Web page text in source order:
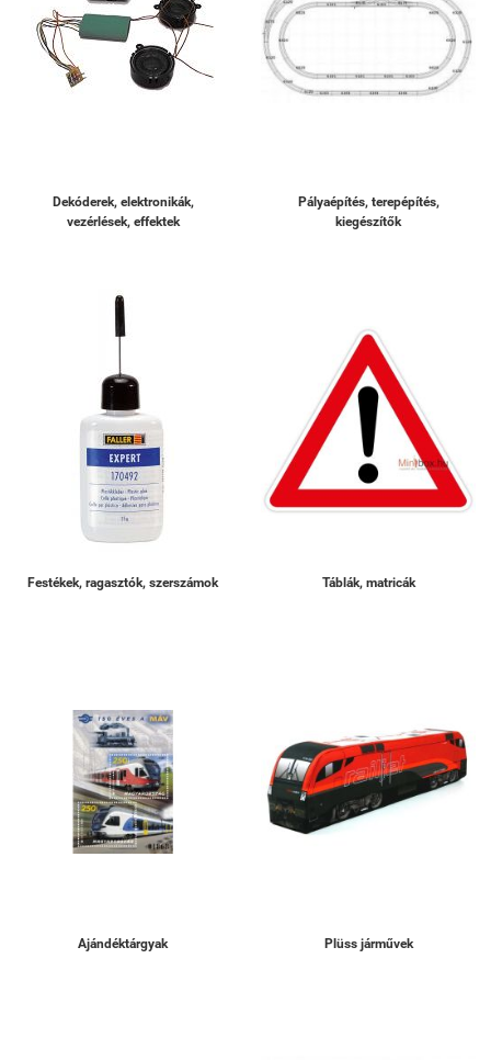
Dekóderek, elektronikák,
vezérlések, effektek
Pályaépítés, terepépítés,
kiegészítők
Festékek, ragasztók, szerszámok Táblák, matricák
Ajándéktárgyak Plüss járművek